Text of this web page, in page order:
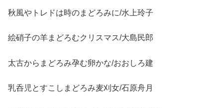
秋風やトレドは時のまどろみに/水上玲子
絵硝子の羊まどろむクリスマス/大島民郎
太古からまどろみ孕む卵かな/おおしろ建
乳呑児とすこしまどろみ麦刈女/石原舟月